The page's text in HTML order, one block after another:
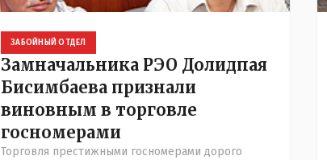
ЗАБОЙНЫЙ ОТДЕЛ
Замначальника РЭО Долидпая
Бисимбаева признали
виновным в торговле
госномерами
Торговля престижными госномерами дорого